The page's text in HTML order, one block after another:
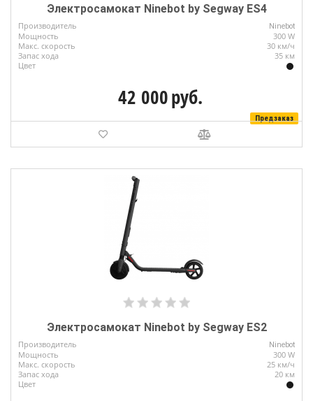
Электросамокат Ninebot by Segway ES4
Производитель Ninebot
Мощность
300 W
Макс. скорость
30 км/ч
Запас хода
35 км
Цвет
42 000руб.
Предзаказ
Электросамокат Ninebot by Segway ES2
Производитель Ninebot
Мощность
300 W
Макс. скорость
25 км/ч
Запас хода
20 км
Цвет